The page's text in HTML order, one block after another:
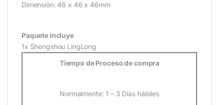
Dimensión: 46 x 46 x 46mm
Paquete incluye
1x Shengshou LingLong
Tiempo de Proceso de compra
Normalmente: 1 – 3 Días hábiles